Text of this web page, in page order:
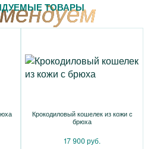
ТОВАРЫ
Крокодиловый кошелек из кожи с
брюха
17 900 руб.